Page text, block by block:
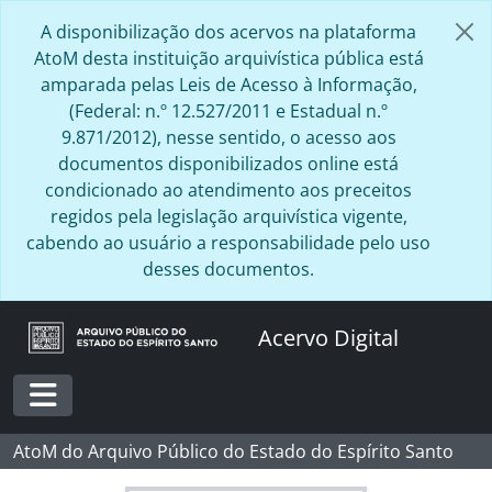
A disponibilização dos acervos na plataforma
AtoM desta instituição arquivística pública está
amparada pelas Leis de Acesso à Informação,
(Federal: n.º 12.527/2011 e Estadual n.º
9.871/2012), nesse sentido, o acesso aos
documentos disponibilizados online está
condicionado ao atendimento aos preceitos
regidos pela legislação arquivística vigente,
cabendo ao usuário a responsabilidade pelo uso
desses documentos.
Acervo Digital
Toggle navigation
AtoM do Arquivo Público do Estado do Espírito Santo